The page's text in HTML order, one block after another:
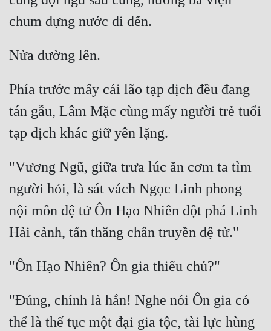
Phía trước mấy cái lão tạp dịch đều đang
tán gẫu, Lâm Mặc cùng mấy người trẻ tuổi
"Vương Ngũ, giữa trưa lúc ăn cơm ta tìm
người hỏi, là sát vách Ngọc Linh phong
nội môn đệ tử Ôn Hạo Nhiên đột phá Linh
"Đúng, chính là hắn! Nghe nói Ôn gia có
thể là thế tục một đại gia tộc, tài lực hùng